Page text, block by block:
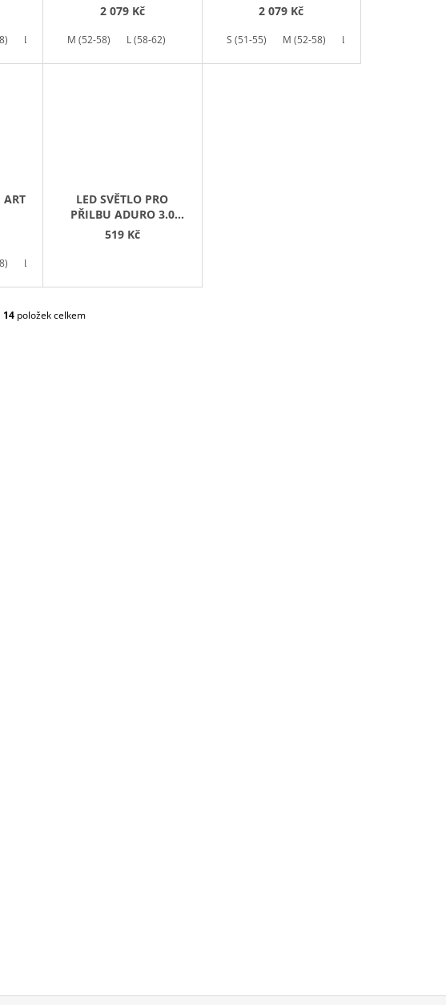
L (58-62)
2 079 Kč
M (52-58) L (58-62)
2 079 Kč
S (51-55) M (52-58) L (58-62)
ART
L (58-62)
LED SVĚTLO PRO
PŘILBU ADURO 3.0
USB
519 Kč
O
14položek celkem